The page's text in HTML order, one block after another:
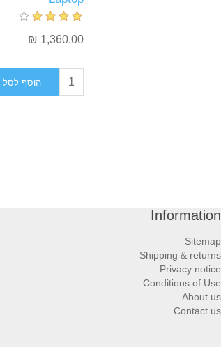
1,360.00 ₪
הוסף לסל
Information
Sitemap
Shipping & returns
Privacy notice
Conditions of Use
About us
Contact us